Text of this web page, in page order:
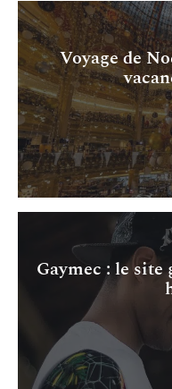
Voyage de
Gaymec : le site